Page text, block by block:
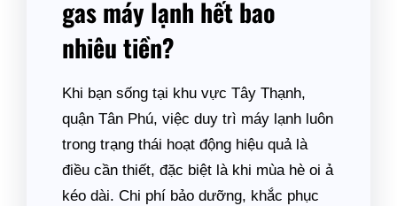
gas máy lạnh hết bao
nhiêu tiền?
Khi bạn sống tại khu vực Tây Thạnh,
quận Tân Phú, việc duy trì máy lạnh luôn
trong trạng thái hoạt động hiệu quả là
điều cần thiết, đặc biệt là khi mùa hè oi ả
kéo dài. Chi phí bảo dưỡng, khắc phục